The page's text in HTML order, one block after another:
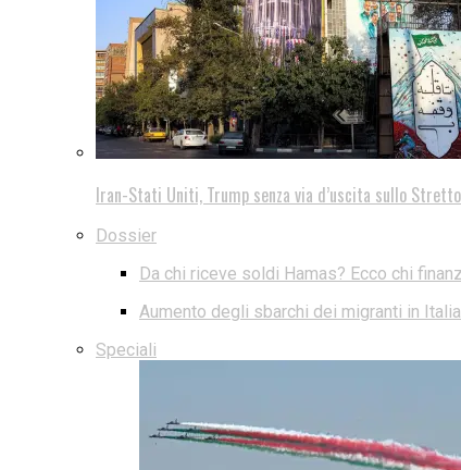
Iran-Stati Uniti, Trump senza via d’uscita sullo
Dossier
Da chi riceve soldi Hamas? Ecco chi
Aumento degli sbarchi dei migranti in
Speciali